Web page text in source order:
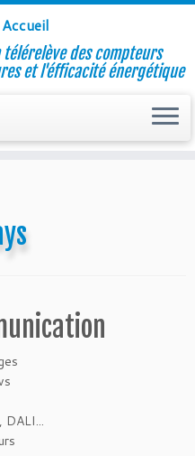
des compteurs
et l'éfficacité énergétique
DALI...